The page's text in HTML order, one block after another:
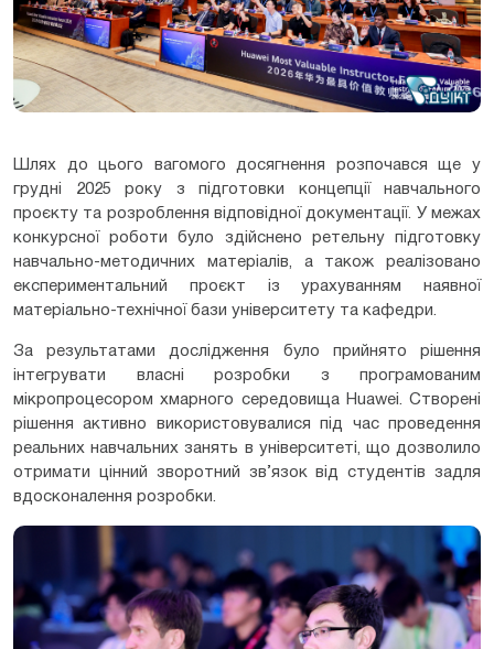
Шлях до цього вагомого досягнення розпочався ще у
грудні 2025 року з підготовки концепції навчального
проєкту та розроблення відповідної документації. У межах
конкурсної роботи було здійснено ретельну підготовку
навчально-методичних матеріалів, а також реалізовано
експериментальний проєкт із урахуванням наявної
матеріально-технічної бази університету та кафедри.
За результатами дослідження було прийнято рішення
інтегрувати власні розробки з програмованим
мікропроцесором хмарного середовища Huawei. Створені
рішення активно використовувалися під час проведення
реальних навчальних занять в університеті, що дозволило
отримати цінний зворотний зв’язок від студентів задля
вдосконалення розробки.